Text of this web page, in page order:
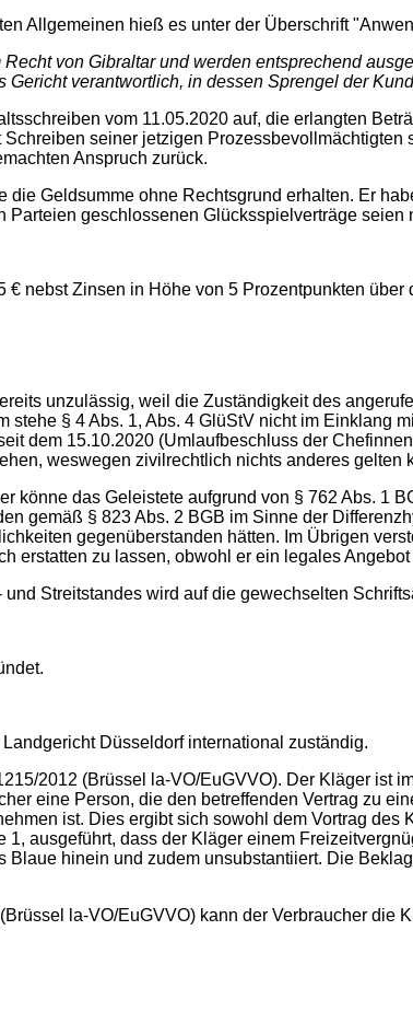
Allgemeinen hieß es unter der Überschrift
von Gibraltar und werden entsprechend
Gericht verantwortlich, in dessen Sprengel der
vom 11.05.2020 auf, die erlangten
seiner jetzigen
Anspruch zurück.
die Geldsumme ohne Rechtsgrund erhalten. Er
geschlossenen Glücksspielverträge seien
nebst Zinsen in Höhe von 5 Prozentpunkten
unzulässig, weil die Zuständigkeit des
stehe § 4 Abs. 1, Abs. 4 GlüStV nicht im
dem 15.10.2020 (Umlaufbeschluss der
weswegen zivilrechtlich nichts anderes gelten
könne das Geleistete aufgrund von § 762 Abs. 1
gemäß § 823 Abs. 2 BGB im Sinne der
gegenüberstanden hätten. Im Übrigen
erstatten zu lassen, obwohl er ein legales
Streitstandes wird auf die gewechselten
Düsseldorf international zuständig.
2012 (Brüssel la-VO/EuGVVO). Der Kläger
eine Person, die den betreffenden Vertrag zu
ist. Dies ergibt sich sowohl dem Vortrag
1, ausgeführt, dass der Kläger einem
hinein und zudem unsubstantiiert. Die
la-VO/EuGVVO) kann der Verbraucher